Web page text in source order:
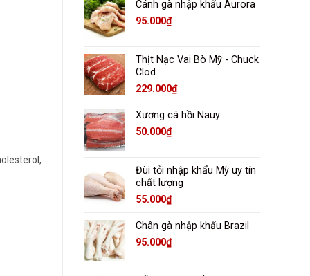
Cánh gà nhập khẩu Aurora
95.000₫
Thịt Nạc Vai Bò Mỹ - Chuck
Clod
229.000₫
Xương cá hồi Nauy
50.000₫
Đùi tỏi nhập khẩu Mỹ uy tín
chất lượng
55.000₫
Chân gà nhập khẩu Brazil
95.000₫